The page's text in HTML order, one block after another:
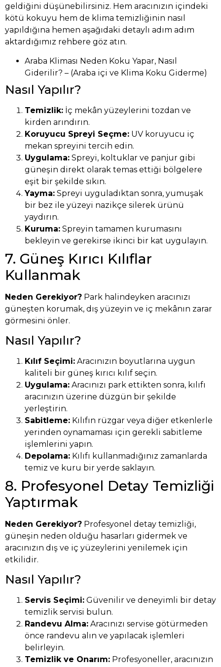
geldiğini düşünebilirsiniz. Hem aracınızın içindeki
kötü kokuyu hem de klima temizliğinin nasıl
yapıldığına hemen aşağıdaki detaylı adım adım
aktardığımız rehbere göz atın.
Araba Kliması Neden Koku Yapar, Nasıl
Giderilir? – (Araba içi ve Klima Koku Giderme)
Nasıl Yapılır?
Temizlik: İç mekân yüzeylerini tozdan ve
kirden arındırın.
Koruyucu Spreyi Seçme: UV koruyucu iç
mekan spreyini tercih edin.
Uygulama: Spreyi, koltuklar ve panjur gibi
güneşin direkt olarak temas ettiği bölgelere
eşit bir şekilde sıkın.
Yayma: Spreyi uyguladıktan sonra, yumuşak
bir bez ile yüzeyi nazikçe silerek ürünü
yaydırın.
Kuruma: Spreyin tamamen kurumasını
bekleyin ve gerekirse ikinci bir kat uygulayın.
7. Güneş Kırıcı Kılıflar
Kullanmak
Neden Gerekiyor? Park halindeyken aracınızı
güneşten korumak, dış yüzeyin ve iç mekânın zarar
görmesini önler.
Nasıl Yapılır?
Kılıf Seçimi: Aracınızın boyutlarına uygun
kaliteli bir güneş kırıcı kılıf seçin.
Uygulama: Aracınızı park ettikten sonra, kılıfı
aracınızın üzerine düzgün bir şekilde
yerleştirin.
Sabitleme: Kılıfın rüzgar veya diğer etkenlerle
yerinden oynamaması için gerekli sabitleme
işlemlerini yapın.
Depolama: Kılıfı kullanmadığınız zamanlarda
temiz ve kuru bir yerde saklayın.
8. Profesyonel Detay Temizliği
Yaptırmak
Neden Gerekiyor? Profesyonel detay temizliği,
güneşin neden olduğu hasarları gidermek ve
aracınızın dış ve iç yüzeylerini yenilemek için
etkilidir.
Nasıl Yapılır?
Servis Seçimi: Güvenilir ve deneyimli bir detay
temizlik servisi bulun.
Randevu Alma: Aracınızı servise götürmeden
önce randevu alın ve yapılacak işlemleri
belirleyin.
Temizlik ve Onarım: Profesyoneller, aracınızın